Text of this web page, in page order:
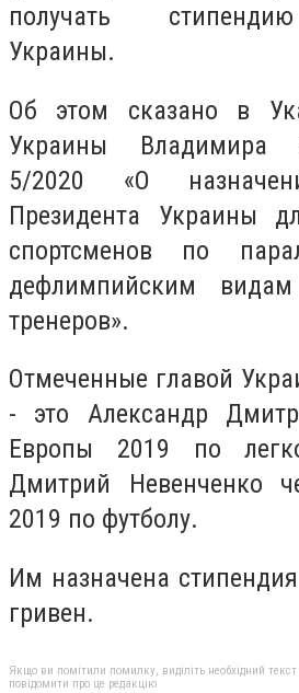
получать
Украины.
Об этом сказано в
Украины Владимира
5/2020 «О
Президента Украины
спортсменов по
дефлимпийским
тренеров».
Отмеченные главой
- это Александр
Европы 2019 по
Дмитрий Невенченко
2019 по футболу.
Им назначена
гривен.
Якщо ви помітили помилку, виділіть необхідний
повідомити про це редакцію